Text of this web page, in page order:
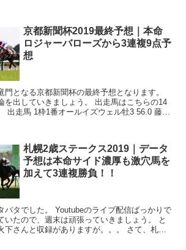
京都新聞杯2019最終予想｜本命
ロジャーバローズから3連複9点予
想
門となる京都新聞杯の最終予想となります。
いきましょう。 出走馬はこちらの14
出走馬 1枠1番オールイズウェル牡3 56.0 藤岡
札幌2歳ステークス2019｜データ
予想は本命サイド濃厚も激穴馬を
加えて3連複勝負！！
バタでした。 Youtubeのライブ配信ばっかりで
いたので、週末は頑張っていきましょう。 と
と収録がありますが。。。 さて、札幌2